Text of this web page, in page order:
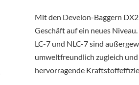
Mit den Develon-Baggern
Geschäft auf ein neues
LC-7 und NLC-7 sind
umweltfreundlich zugleich
hervorragende